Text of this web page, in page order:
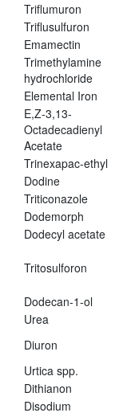
Triflumuron
Triflusulfuron
Emamectin
Trimethylamine
hydrochloride
Elemental Iron
E,Z-3,13-
Octadecadienyl
Acetate
Trinexapac-ethyl
Dodine
Triticonazole
Dodemorph
Dodecyl acetate
Tritosulforon
Dodecan-1-ol
Urea
Diuron
Urtica spp.
Dithianon
Disodium